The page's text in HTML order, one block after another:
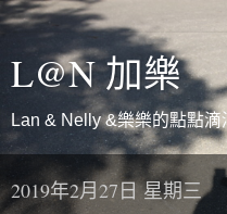
L@N 加樂
Lan & Nelly &樂樂的點點滴
2019年2月27日 星期三